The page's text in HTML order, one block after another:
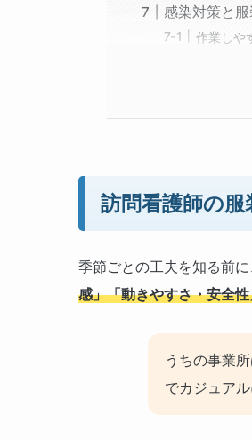
感染対策と
作業しや
訪問看護師の
季節ごとの工夫を知る前
感」「動きやすさ・安全
うちの事業
でカジュア